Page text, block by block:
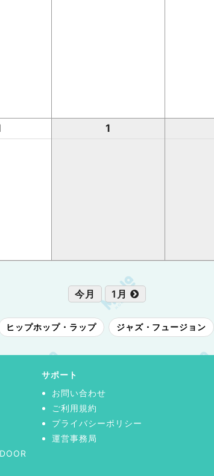
1
今月 1月
ヒップホップ・ラップ ジャズ・フュージョン
サポート
お問い合わせ
ご利用規約
プライバシーポリシー
運営事務局